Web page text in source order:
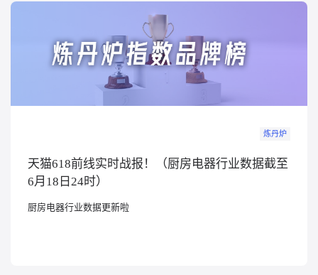
炼丹炉
天猫618前线实时战报！（厨房电器行业数据截至
6月18日24时）
厨房电器行业数据更新啦